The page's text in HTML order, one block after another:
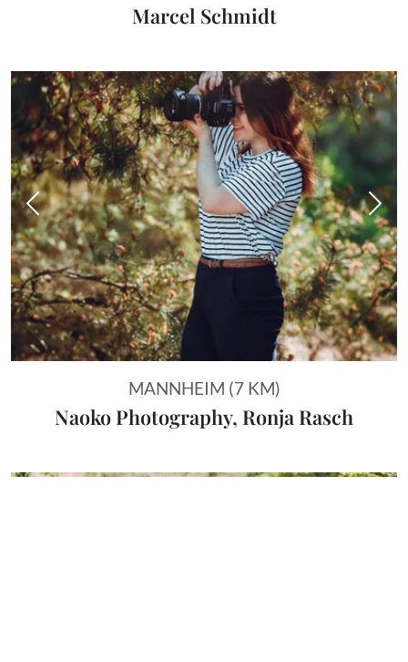
Marcel Schmidt
Vorheriges Bild
MANNHEIM (7 KM)
Naoko Photography, Ronja Rasch